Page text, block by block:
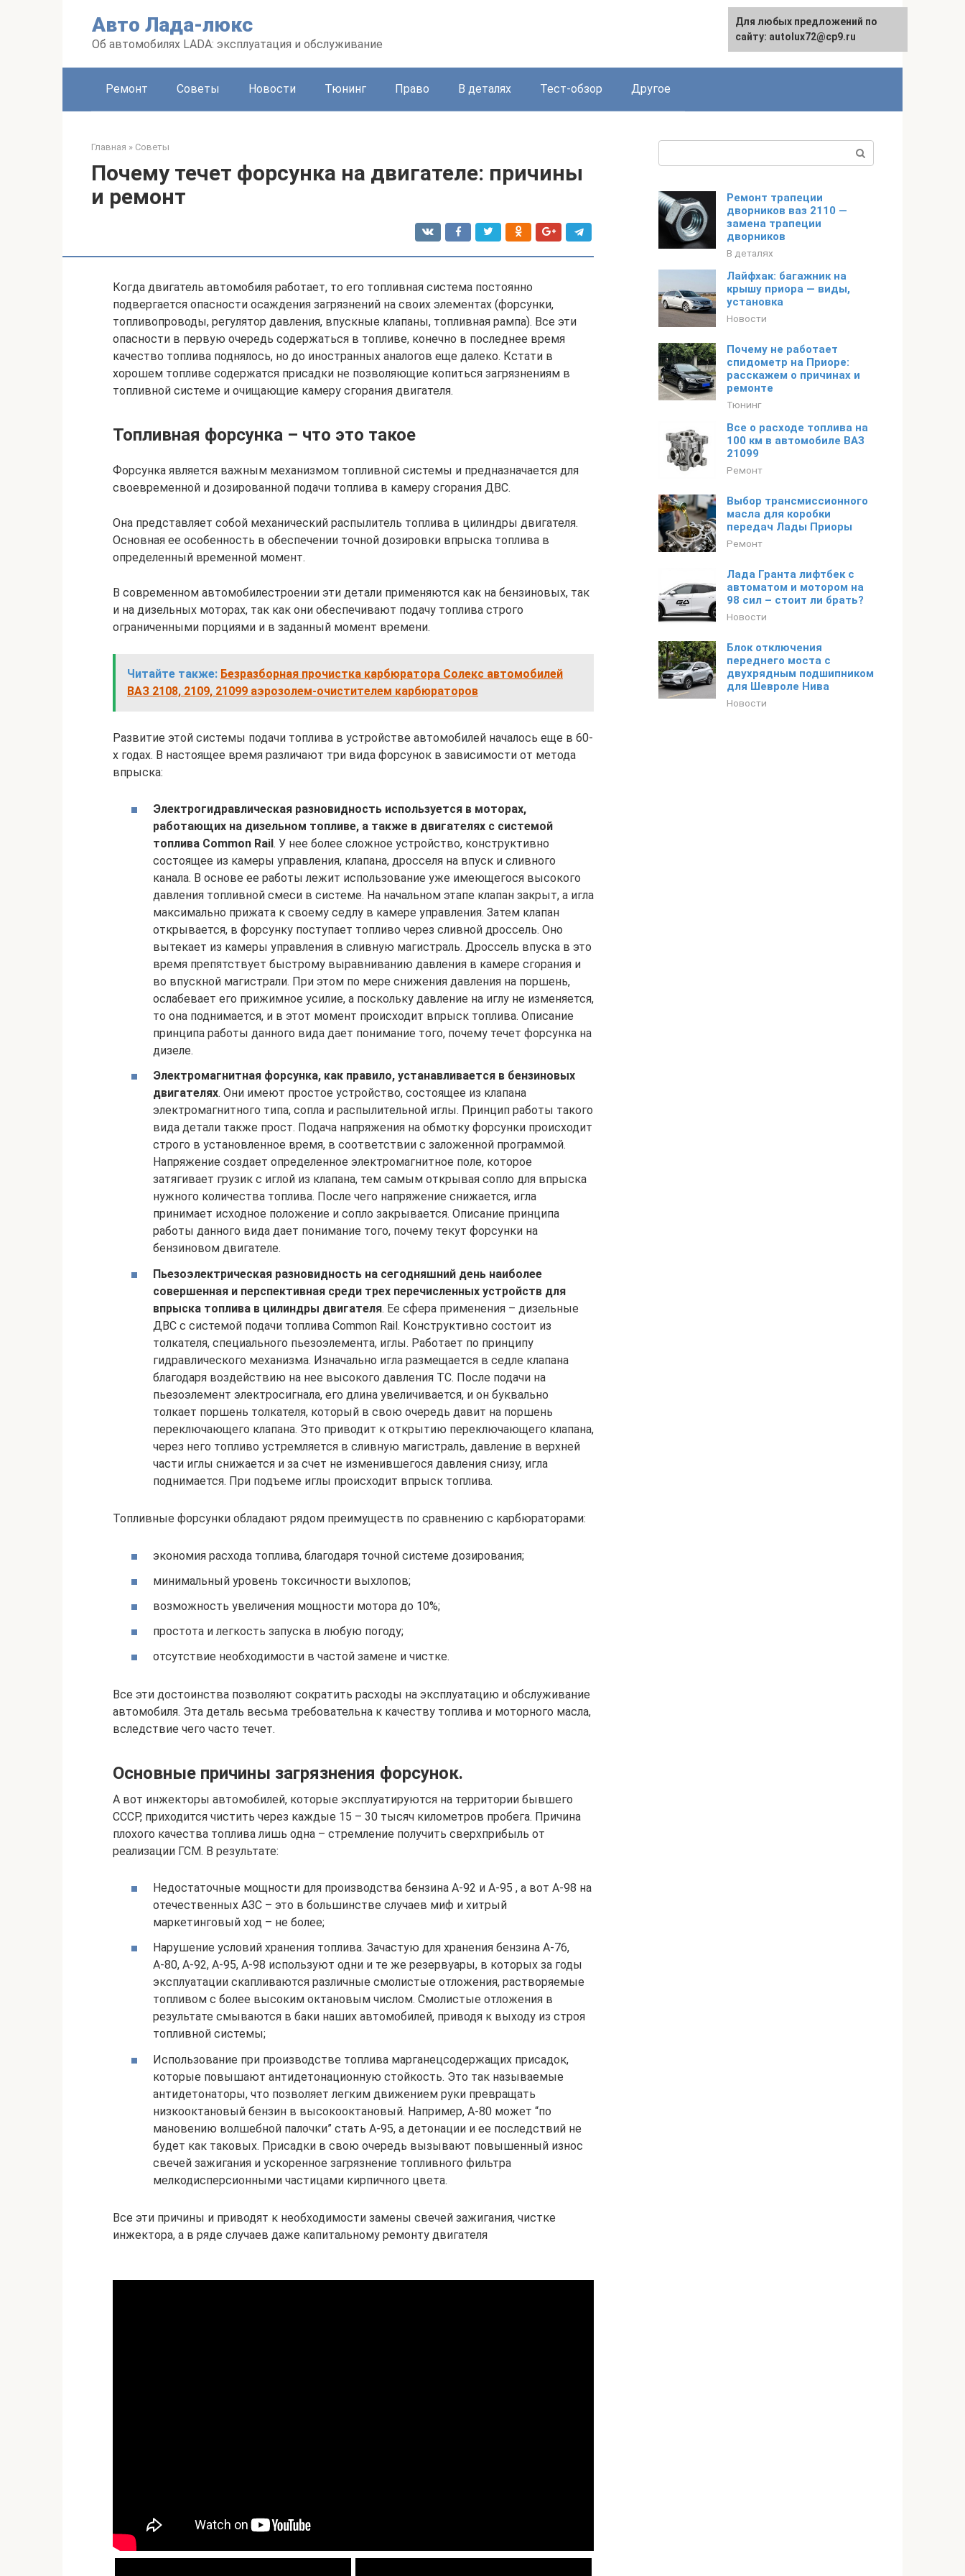
Авто Лада-люкс
Об автомобилях LADA: эксплуатация и обслуживание
Ремонт Советы Новости Тюнинг Право В деталях Тест-обзор Другое
Главная » Советы
Почему течет форсунка на двигателе: причины
и ремонт
Когда двигатель автомобиля работает, то его топливная система постоянно
подвергается опасности осаждения загрязнений на своих элементах (форсунки,
топливопроводы, регулятор давления, впускные клапаны, топливная рампа). Все эти
опасности в первую очередь содержаться в топливе, конечно в последнее время
качество топлива поднялось, но до иностранных аналогов еще далеко. Кстати в
хорошем топливе содержатся присадки не позволяющие копиться загрязнениям в
топливной системе и очищающие камеру сгорания двигателя.
Топливная форсунка – что это такое
Форсунка является важным механизмом топливной системы и предназначается для
своевременной и дозированной подачи топлива в камеру сгорания ДВС.
Она представляет собой механический распылитель топлива в цилиндры двигателя.
Основная ее особенность в обеспечении точной дозировки впрыска топлива в
определенный временной момент.
В современном автомобилестроении эти детали применяются как на бензиновых, так
и на дизельных моторах, так как они обеспечивают подачу топлива строго
ограниченными порциями и в заданный момент времени.
Читайте также: Безразборная прочистка карбюратора Солекс автомобилей
ВАЗ 2108, 2109, 21099 аэрозолем-очистителем карбюраторов
Развитие этой системы подачи топлива в устройстве автомобилей началось еще в 60-
х годах. В настоящее время различают три вида форсунок в зависимости от метода
впрыска:
Электрогидравлическая разновидность используется в моторах,
работающих на дизельном топливе, а также в двигателях с системой
топлива Common Rail . У нее более сложное устройство, конструктивно
состоящее из камеры управления, клапана, дросселя на впуск и сливного
канала. В основе ее работы лежит использование уже имеющегося высокого
давления топливной смеси в системе. На начальном этапе клапан закрыт, а игла
максимально прижата к своему седлу в камере управления. Затем клапан
открывается, в форсунку поступает топливо через сливной дроссель. Оно
вытекает из камеры управления в сливную магистраль. Дроссель впуска в это
время препятствует быстрому выравниванию давления в камере сгорания и
во впускной магистрали. При этом по мере снижения давления на поршень,
ослабевает его прижимное усилие, а поскольку давление на иглу не изменяется,
то она поднимается, и в этот момент происходит впрыск топлива. Описание
принципа работы данного вида дает понимание того, почему течет форсунка на
дизеле.
Электромагнитная форсунка, как правило, устанавливается в бензиновых
двигателях. Они имеют простое устройство, состоящее из клапана
электромагнитного типа, сопла и распылительной иглы. Принцип работы такого
вида детали также прост. Подача напряжения на обмотку форсунки происходит
строго в установленное время, в соответствии с заложенной программой.
Напряжение создает определенное электромагнитное поле, которое
затягивает грузик с иглой из клапана, тем самым открывая сопло для впрыска
нужного количества топлива. После чего напряжение снижается, игла
принимает исходное положение и сопло закрывается. Описание принципа
работы данного вида дает понимание того, почему текут форсунки на
бензиновом двигателе.
Пьезоэлектрическая разновидность на сегодняшний день наиболее
совершенная и перспективная среди трех перечисленных устройств для
впрыска топлива в цилиндры двигателя. Ее сфера применения – дизельные
ДВС с системой подачи топлива Common Rail. Конструктивно состоит из
толкателя, специального пьезоэлемента, иглы. Работает по принципу
гидравлического механизма. Изначально игла размещается в седле клапана
благодаря воздействию на нее высокого давления ТС. После подачи на
пьезоэлемент электросигнала, его длина увеличивается, и он буквально
толкает поршень толкателя, который в свою очередь давит на поршень
переключающего клапана. Это приводит к открытию переключающего клапана,
через него топливо устремляется в сливную магистраль, давление в верхней
части иглы снижается и за счет не изменившегося давления снизу, игла
поднимается. При подъеме иглы происходит впрыск топлива.
Топливные форсунки обладают рядом преимуществ по сравнению с карбюраторами:
экономия расхода топлива, благодаря точной системе дозирования;
минимальный уровень токсичности выхлопов;
возможность увеличения мощности мотора до 10%;
простота и легкость запуска в любую погоду;
отсутствие необходимости в частой замене и чистке.
Все эти достоинства позволяют сократить расходы на эксплуатацию и обслуживание
автомобиля. Эта деталь весьма требовательна к качеству топлива и моторного масла,
вследствие чего часто течет.
Основные причины загрязнения форсунок.
А вот инжекторы автомобилей, которые эксплуатируются на территории бывшего
СССР, приходится чистить через каждые 15 – 30 тысяч километров пробега. Причина
плохого качества топлива лишь одна – стремление получить сверхприбыль от
реализации ГСМ. В результате:
Недостаточные мощности для производства бензина А-92 и А-95 , а вот А-98 на
отечественных АЗС – это в большинстве случаев миф и хитрый
маркетинговый ход – не более;
Нарушение условий хранения топлива. Зачастую для хранения бензина А-76,
А-80, А-92, А-95, А-98 используют одни и те же резервуары, в которых за годы
эксплуатации скапливаются различные смолистые отложения, растворяемые
топливом с более высоким октановым числом. Смолистые отложения в
результате смываются в баки наших автомобилей, приводя к выходу из строя
топливной системы;
Использование при производстве топлива марганецсодержащих присадок,
которые повышают антидетонационную стойкость. Это так называемые
антидетонаторы, что позволяет легким движением руки превращать
низкооктановый бензин в высокооктановый. Например, А-80 может “по
мановению волшебной палочки” стать А-95, а детонации и ее последствий не
будет как таковых. Присадки в свою очередь вызывают повышенный износ
свечей зажигания и ускоренное загрязнение топливного фильтра
мелкодисперсионными частицами кирпичного цвета.
Все эти причины и приводят к необходимости замены свечей зажигания, чистке
инжектора, а в ряде случаев даже капитальному ремонту двигателя
Ремонт трапеции
дворников ваз 2110 —
замена трапеции
дворников
В деталях
Лайфхак: багажник на
крышу приора — виды,
установка
Новости
Почему не работает
спидометр на Приоре:
расскажем о причинах и
ремонте
Тюнинг
Все о расходе топлива на
100 км в автомобиле ВАЗ
21099
Ремонт
Выбор трансмиссионного
масла для коробки
передач Лады Приоры
Ремонт
Лада Гранта лифтбек с
автоматом и мотором на
98 сил – стоит ли брать?
Новости
Блок отключения
переднего моста с
двухрядным подшипником
для Шевроле Нива
Новости
Для любых предложений по
сайту: autolux72@cp9.ru